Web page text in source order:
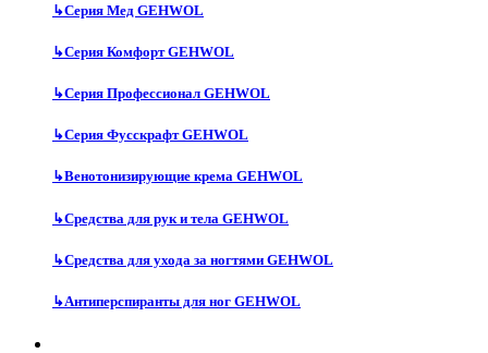
↳Серия Мед GEHWOL
↳Серия Комфорт GEHWOL
↳Серия Профессионал GEHWOL
↳Серия Фусскрафт GEHWOL
↳Венотонизирующие крема GEHWOL
↳Средства для рук и тела GEHWOL
↳Средства для ухода за ногтями GEHWOL
↳Антиперспиранты для ног GEHWOL